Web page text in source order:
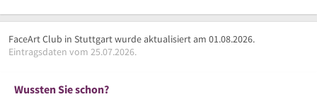
FaceArt Club in Stuttgart wurde aktualisiert am 01.08.2026.
Eintragsdaten vom 25.07.2026.
Wussten Sie schon?